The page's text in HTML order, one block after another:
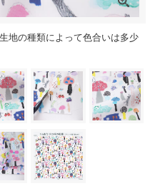
地の種類によって色合いは多少